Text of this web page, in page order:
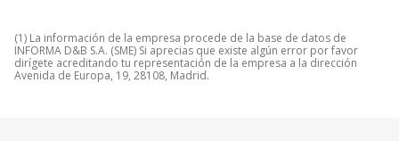
(1) La información de la empresa procede de la base de datos de
INFORMA D&B S.A. (SME) Si aprecias que existe algún error por favor
dirígete acreditando tu representación de la empresa a la dirección
Avenida de Europa, 19, 28108, Madrid.